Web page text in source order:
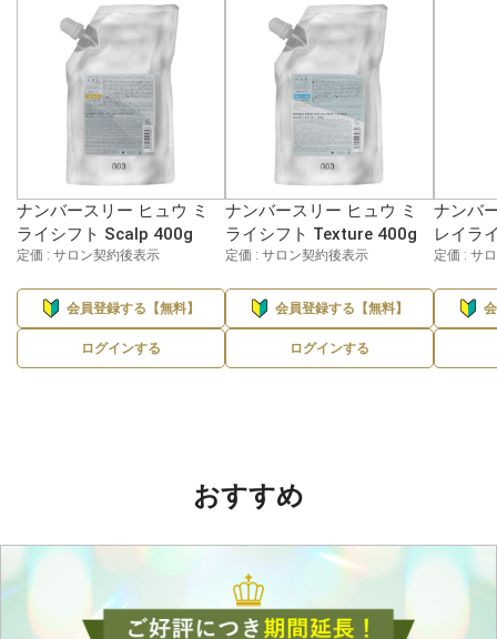
ナンバースリー ヒュウ ミ
ライシフト Scalp 400g
定価 : サロン契約後表示
会員登録する【無料】
ログインする
ナンバースリー ヒュウ ミ
ライシフト Texture 400g
定価 : サロン契約後表示
会員登録する【無料】
ログインする
ナンバ
レイラ
定価 : サ
おすすめ